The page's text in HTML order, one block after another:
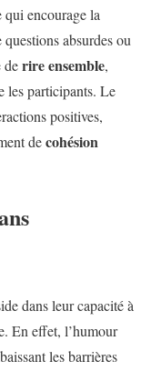
qui encourage la
absurdes ou
derire ensemble,
les participants. Le
positives,
decohésion
dans leur capacité à
En effet, l’humour
les barrières